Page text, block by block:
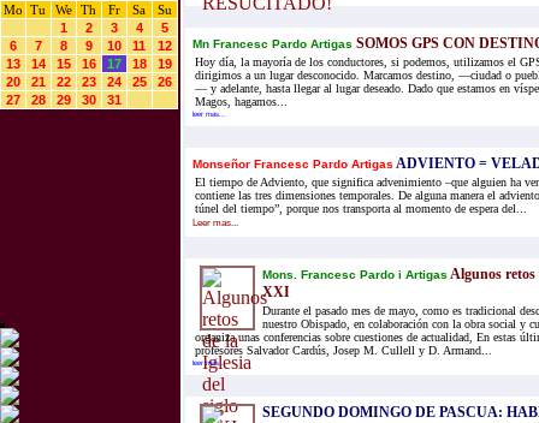
Mo
Tu We Th Fr Sa
Su
1
2 3 4
5
6
7 8 9 10 11
12
13
14 15 16 17 18
19
20
21 22 23 24 25
26
27
28 29 30 31
Mn Francesc Pardo Artigas SOMOS GPS CON
Hoy día, la mayoría de los conductores, si podemos, utilizamos el
dirigimos a un lugar desconocido. Marcamos destino, —ciudad o
— y adelante, hasta llegar al lugar deseado. Dado que estamos en
Magos, hagamos...
leer mas...
Monseñor Francesc Pardo Artigas ADVIENTO =
El tiempo de Adviento, que significa advenimiento –que alguien ha
contiene las tres dimensiones temporales. De alguna manera el
túnel del tiempo”, porque nos transporta al momento de espera del...
Leer mas...
Mons. Francesc Pardo i Artigas Algunos retos
XXI
Durante el pasado mes de mayo, como es tradicional
nuestro Obispado, en colaboración con la obra social y
organiza unas conferencias sobre cuestiones de actualidad, En estas
profesores Salvador Cardús, Josep M. Cullell y D. Armand...
leer mas...
SEGUNDO DOMINGO DE PASCUA: